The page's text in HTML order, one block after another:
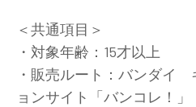
＜共通項目＞
・対象年齢：15才以上
・販売ルート：バンダイ
ョンサイト「バンコレ！」